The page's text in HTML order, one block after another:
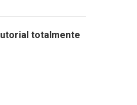
totalmente